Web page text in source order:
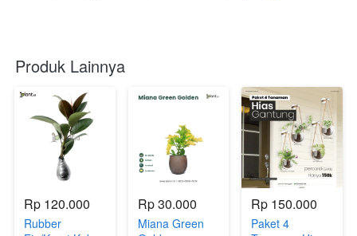
Produk Lainnya
Rp 120.000
Rubber
Rp 30.000
Miana Green
Rp 150.000
Paket 4